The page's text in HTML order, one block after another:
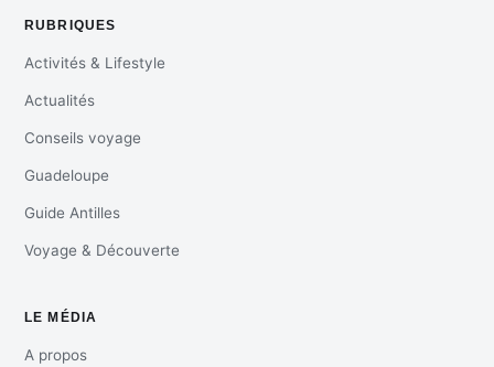
RUBRIQUES
Activités & Lifestyle
Actualités
Conseils voyage
Guadeloupe
Guide Antilles
Voyage & Découverte
LE MÉDIA
A propos